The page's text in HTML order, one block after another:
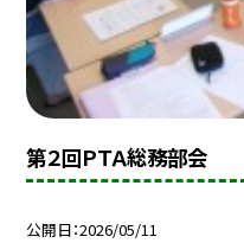
第２回ＰＴＡ総務部会
公開日 2026/05/11